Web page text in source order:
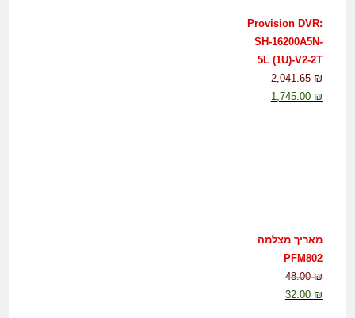
Provision DVR:
SH-16200A5N-
5L (1U)-V2-2T
2,041.65₪
1,745.00 ₪
מאריך מצלמה
PFM802
48.00₪
32.00 ₪